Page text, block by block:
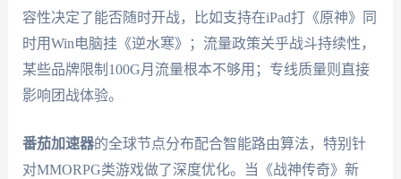
容性决定了能否随时开战，比如支持在iPad打《原神》同
时用Win电脑挂《逆水寒》；流量政策关乎战斗持续性，
某些品牌限制100G月流量根本不够用；专线质量则直接
影响团战体验。
番茄加速器的全球节点分布配合智能路由算法，特别针
对MMORPG类游戏做了深度优化。当《战神传奇》新